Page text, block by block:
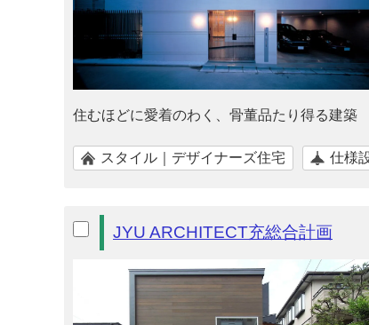
住むほどに愛着のわく、骨董品たり得る建築
スタイル｜デザイナーズ住宅 仕様
JYU ARCHITECT充総合計画